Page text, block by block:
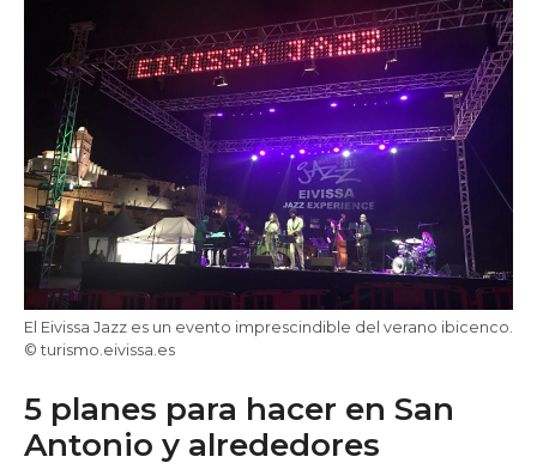
El Eivissa Jazz es un evento imprescindible del verano ibicenco.
© turismo.eivissa.es
5 planes para hacer en San
Antonio y alrededores